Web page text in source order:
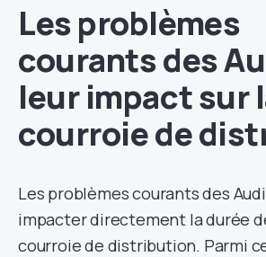
Les problèmes
courants des
leur impact sur
courroie de
Les problèmes courants des
impacter directement la durée
courroie de distribution. Parmi